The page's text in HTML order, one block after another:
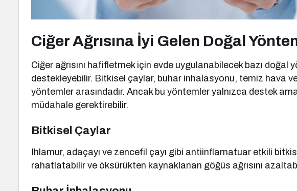
Ciğer Ağrısına İyi Gelen Doğal
Ciğer ağrısını hafifletmek için evde uygulanabilecek bazı doğal
destekleyebilir. Bitkisel çaylar, buhar inhalasyonu, temiz hava
yöntemler arasındadır. Ancak bu yöntemler yalnızca destek
müdahale gerektirebilir.
Bitkisel Çaylar
Ihlamur, adaçayı ve zencefil çayı gibi antiinflamatuar etkili
rahatlatabilir ve öksürükten kaynaklanan göğüs ağrısını